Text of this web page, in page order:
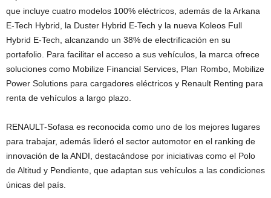
que incluye cuatro modelos 100% eléctricos, además de la Arkana
E-Tech Hybrid, la Duster Hybrid E-Tech y la nueva Koleos Full
Hybrid E-Tech, alcanzando un 38% de electrificación en su
portafolio. Para facilitar el acceso a sus vehículos, la marca ofrece
soluciones como Mobilize Financial Services, Plan Rombo, Mobilize
Power Solutions para cargadores eléctricos y Renault Renting para
renta de vehículos a largo plazo.
RENAULT-Sofasa es reconocida como uno de los mejores lugares
para trabajar, además lideró el sector automotor en el ranking de
innovación de la ANDI, destacándose por iniciativas como el Polo
de Altitud y Pendiente, que adaptan sus vehículos a las condiciones
únicas del país.